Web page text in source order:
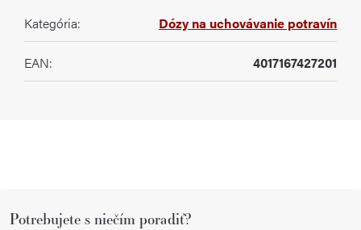
Kategória: Dózy na uchovávanie potravín
EAN: 4017167427201
Potrebujete s niečím poradiť?